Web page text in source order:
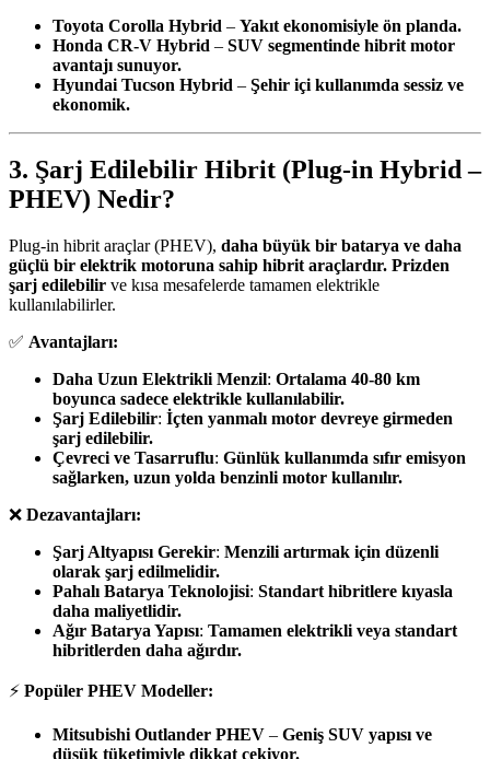
Toyota Corolla Hybrid – Yakıt ekonomisiyle ön planda.
Honda CR-V Hybrid – SUV segmentinde hibrit motor
avantajı sunuyor.
Hyundai Tucson Hybrid – Şehir içi kullanımda sessiz ve
ekonomik.
3. Şarj Edilebilir Hibrit (Plug-in Hybrid –
PHEV) Nedir?
Plug-in hibrit araçlar (PHEV), daha büyük bir batarya ve daha
güçlü bir elektrik motoruna sahip hibrit araçlardır. Prizden
şarj edilebilir ve kısa mesafelerde tamamen elektrikle
kullanılabilirler.
✅ Avantajları:
Daha Uzun Elektrikli Menzil: Ortalama 40-80 km
boyunca sadece elektrikle kullanılabilir.
Şarj Edilebilir: İçten yanmalı motor devreye girmeden
şarj edilebilir.
Çevreci ve Tasarruflu: Günlük kullanımda sıfır emisyon
sağlarken, uzun yolda benzinli motor kullanılır.
❌ Dezavantajları:
Şarj Altyapısı Gerekir: Menzili artırmak için düzenli
olarak şarj edilmelidir.
Pahalı Batarya Teknolojisi: Standart hibritlere kıyasla
daha maliyetlidir.
Ağır Batarya Yapısı: Tamamen elektrikli veya standart
hibritlerden daha ağırdır.
⚡ Popüler PHEV Modeller:
Mitsubishi Outlander PHEV – Geniş SUV yapısı ve
düşük tüketimiyle dikkat çekiyor.